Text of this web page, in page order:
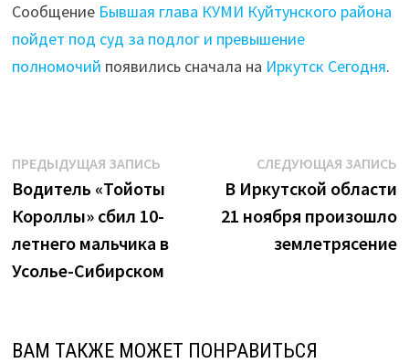
Сообщение Бывшая глава КУМИ Куйтунского района
пойдет под суд за подлог и превышение
полномочий появились сначала на Иркутск Сегодня.
Навигация
по
записям
ПРЕДЫДУЩАЯ ЗАПИСЬПредыдущая
запись:
Водитель «Тойоты
Короллы» сбил 10-
летнего мальчика в
Усолье-Сибирском
СЛЕДУЮЩАЯ ЗАПИСЬ
В Иркутской области
21 ноября произошло
землетрясение
ВАМ ТАКЖЕ МОЖЕТ ПОНРАВИТЬСЯ